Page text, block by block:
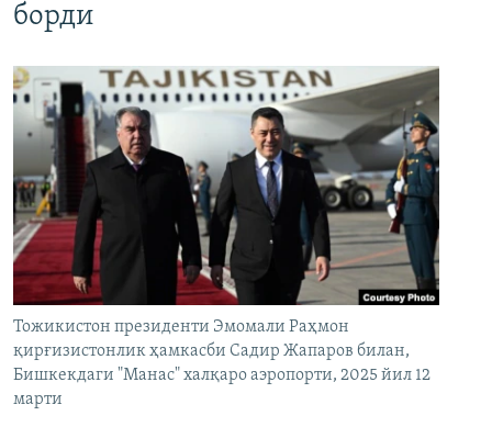
борди
Тожикистон президенти Эмомали Раҳмон
қирғизистонлик ҳамкасби Садир Жапаров билан,
Бишкекдаги "Манас" халқаро аэропорти, 2025 йил 12
марти